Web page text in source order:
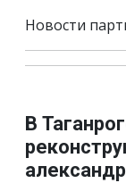
Новости
В